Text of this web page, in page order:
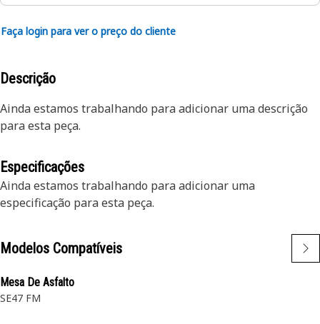
Faça login para ver o preço do cliente
Descrição
Ainda estamos trabalhando para adicionar uma descrição
para esta peça.
Especificações
Ainda estamos trabalhando para adicionar uma
especificação para esta peça.
Modelos Compatíveis
Mesa De Asfalto
SE47 FM